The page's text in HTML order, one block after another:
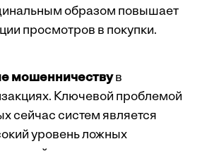
образом повышает
просмотров в покупки.
мошенничествув
Ключевой проблемой
сейчас систем является
уровень ложных